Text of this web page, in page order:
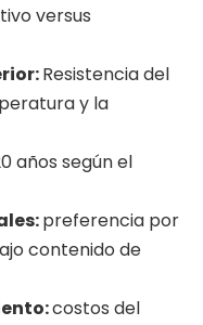
versus
Resistencia del
y la
años según el
preferencia por
contenido de
costos del